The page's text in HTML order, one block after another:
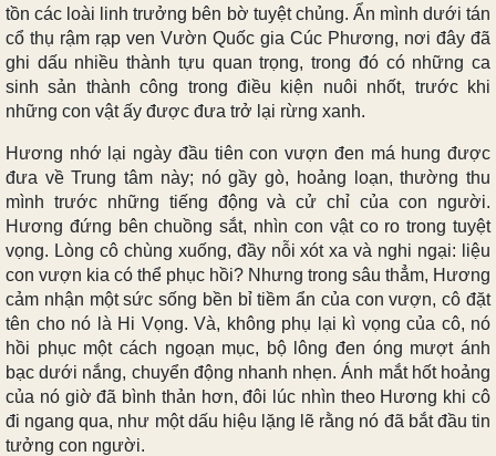
tồn các loài linh trưởng bên bờ tuyệt chủng. Ẩn mình dưới tán
cổ thụ rậm rạp ven Vườn Quốc gia Cúc Phương, nơi đây đã
ghi dấu nhiều thành tựu quan trọng, trong đó có những ca
sinh sản thành công trong điều kiện nuôi nhốt, trước khi
những con vật ấy được đưa trở lại rừng xanh.
Hương nhớ lại ngày đầu tiên con vượn đen má hung được
đưa về Trung tâm này; nó gầy gò, hoảng loạn, thường thu
mình trước những tiếng động và cử chỉ của con người.
Hương đứng bên chuồng sắt, nhìn con vật co ro trong tuyệt
vọng. Lòng cô chùng xuống, đầy nỗi xót xa và nghi ngại: liệu
con vượn kia có thể phục hồi? Nhưng trong sâu thẳm, Hương
cảm nhận một sức sống bền bỉ tiềm ẩn của con vượn, cô đặt
tên cho nó là Hi Vọng. Và, không phụ lại kì vọng của cô, nó
hồi phục một cách ngoạn mục, bộ lông đen óng mượt ánh
bạc dưới nắng, chuyển động nhanh nhẹn. Ánh mắt hốt hoảng
của nó giờ đã bình thản hơn, đôi lúc nhìn theo Hương khi cô
đi ngang qua, như một dấu hiệu lặng lẽ rằng nó đã bắt đầu tin
tưởng con người.